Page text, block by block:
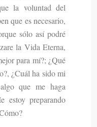
la voluntad del
que es necesario,
sólo así podré
la Vida Eterna,
para mí?; ¿Qué
¿Cuál ha sido mi
que me haga
estoy preparando